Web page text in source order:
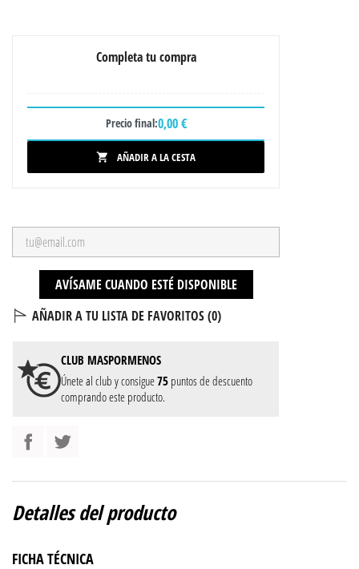
Completa tu compra
Precio final:0,00 €
 AÑADIR A LA CESTA
AVÍSAME CUANDO ESTÉ DISPONIBLE
AÑADIR A TU LISTA DE FAVORITOS (0)
CLUB MASPORMENOS
Únete al club y consigue75 puntos de descuento
comprando este producto.
Detalles del producto
FICHA TÉCNICA